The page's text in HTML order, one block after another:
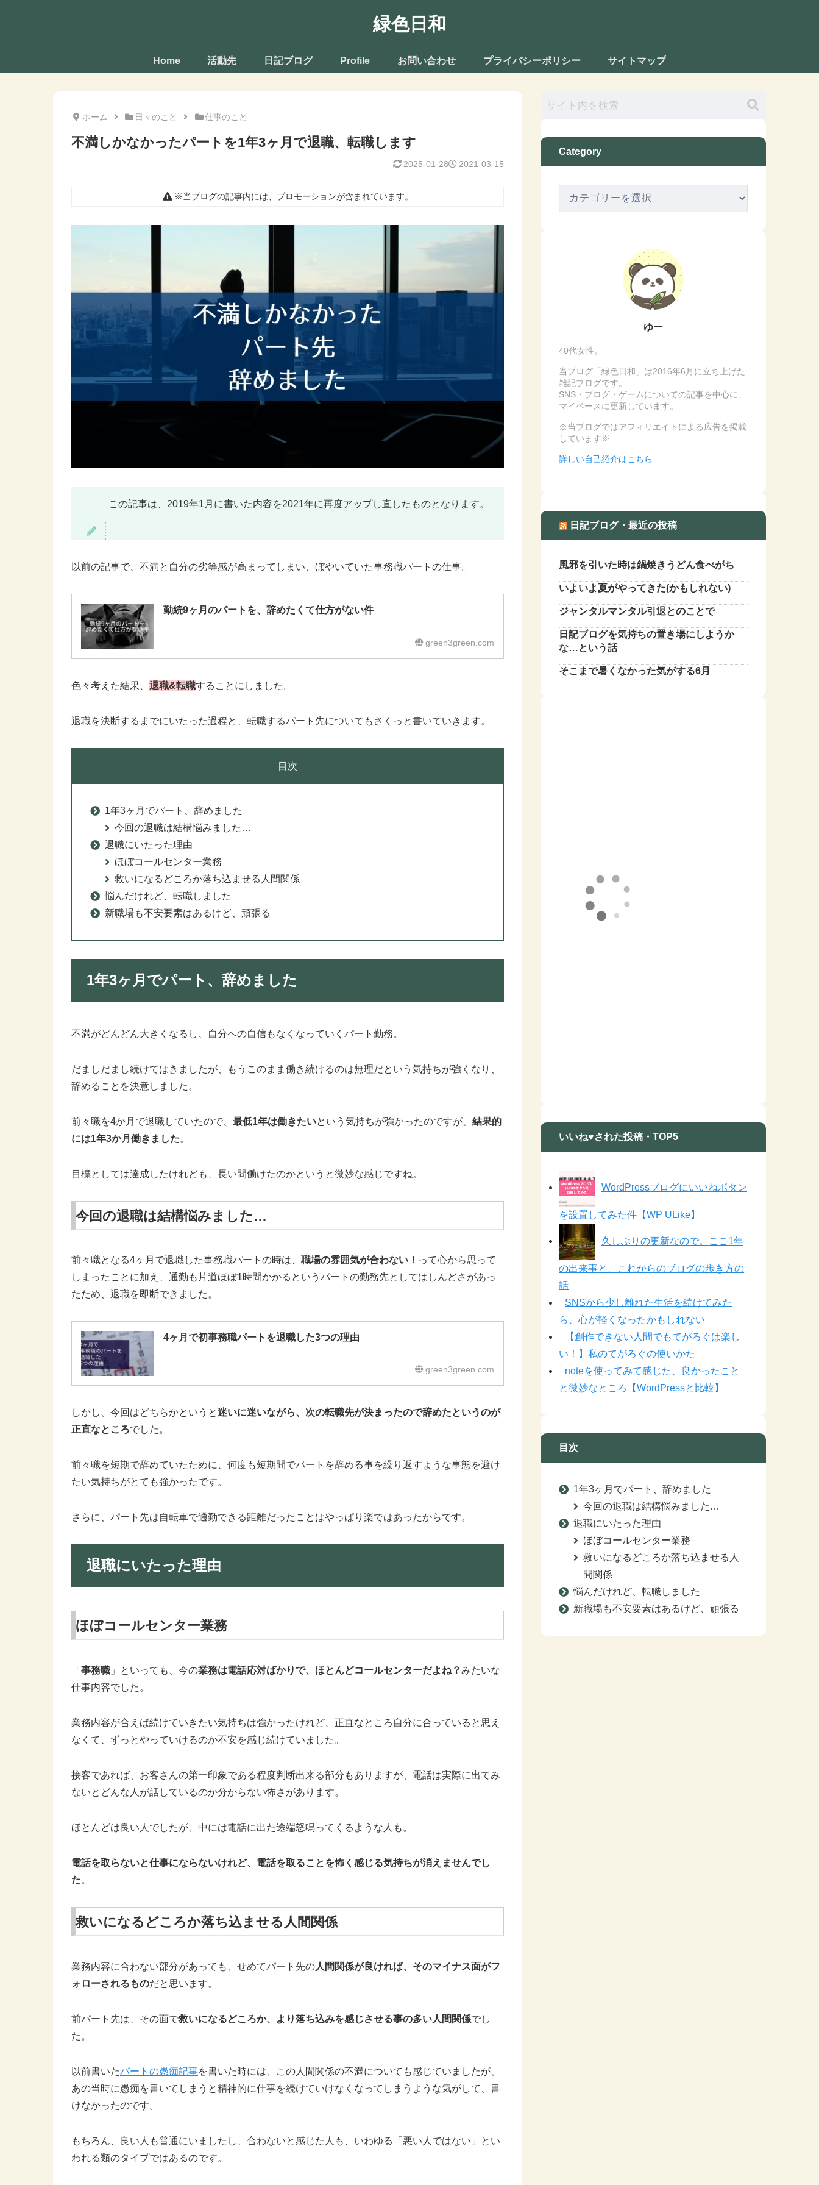
緑色日和
Home 活動先 日記ブログ Profile お問い合わせ プライバシーポリシー サイトマップ
ホーム 日々のこと 仕事のこと
不満しかなかったパートを1年3ヶ月で退職、転職します
2021-03-15
2025-01-28
※当ブログの記事内には、プロモーションが含まれています。
この記事は、2019年1月に書いた内容を2021年に再度アップし直したものとなります。
以前の記事で、不満と自分の劣等感が高まってしまい、ぼやいていた事務職パートの仕事。
勤続9ヶ月のパートを、辞めたくて仕方がない件
green3green.com
色々考えた結果、 退職&転職することにしました。
退職を決断するまでにいたった過程と、転職するパート先についてもさくっと書いていきます。
目次
1年3ヶ月でパート、辞めました
今回の退職は結構悩みました…
退職にいたった理由
ほぼコールセンター業務
救いになるどころか落ち込ませる人間関係
悩んだけれど、転職しました
新職場も不安要素はあるけど、頑張る
1年3ヶ月でパート、辞めました
不満がどんどん大きくなるし、自分への自信もなくなっていくパート勤務。
だましだまし続けてはきましたが、もうこのまま働き続けるのは無理だという気持ちが強くなり、
辞めることを決意しました。
前々職を4か月で退職していたので、 最低1年は働きたいという気持ちが強かったのですが、 結果的
には1年3か月働きました。
目標としては達成したけれども、長い間働けたのかというと微妙な感じですね。
今回の退職は結構悩みました…
前々職となる4ヶ月で退職した事務職パートの時は、 職場の雰囲気が合わない！ って心から思って
しまったことに加え、通勤も片道ほぼ1時間かかるというパートの勤務先としてはしんどさがあっ
たため、退職を即断できました。
4ヶ月で初事務職パートを退職した3つの理由
green3green.com
しかし、今回はどちらかというと迷いに迷いながら、次の転職先が決まったので辞めたというのが
正直なところでした。
前々職を短期で辞めていたために、何度も短期間でパートを辞める事を繰り返すような事態を避け
たい気持ちがとても強かったです。
さらに、パート先は自転車で通勤できる距離だったことはやっぱり楽ではあったからです。
退職にいたった理由
ほぼコールセンター業務
「 事務職 」といっても、今の業務は電話応対ばかりで、ほとんどコールセンターだよね？みたいな
仕事内容でした。
業務内容が合えば続けていきたい気持ちは強かったけれど、正直なところ自分に合っていると思え
なくて、ずっとやっていけるのか不安を感じ続けていました。
接客であれば、お客さんの第一印象である程度判断出来る部分もありますが、電話は実際に出てみ
ないとどんな人が話しているのか分からない怖さがあります。
ほとんどは良い人でしたが、中には電話に出た途端怒鳴ってくるような人も。
電話を取らないと仕事にならないけれど、電話を取ることを怖く感じる気持ちが消えませんでし
た。
救いになるどころか落ち込ませる人間関係
業務内容に合わない部分があっても、せめてパート先の人間関係が良ければ、そのマイナス面がフ
ォローされるものだと思います。
前パート先は、その面で救いになるどころか、より落ち込みを感じさせる事の多い人間関係でし
た。
以前書いたパートの愚痴記事を書いた時には、この人間関係の不満についても感じていましたが、
あの当時に愚痴を書いてしまうと精神的に仕事を続けていけなくなってしまうような気がして、書
けなかったのです。
もちろん、良い人も普通にいましたし、合わないと感じた人も、いわゆる「悪い人ではない」とい
われる類のタイプではあるのです。
Category
ゆー
40代女性。
当ブログ「緑色日和」は2016年6月に立ち上げた
雑記ブログです。
SNS・ブログ・ゲームについての記事を中心に、
マイペースに更新しています。
※当ブログではアフィリエイトによる広告を掲載
しています※
詳しい自己紹介はこちら
日記ブログ・最近の投稿
風邪を引いた時は鍋焼きうどん食べがち
いよいよ夏がやってきた(かもしれない)
ジャンタルマンタル引退とのことで
日記ブログを気持ちの置き場にしようか
な…という話
そこまで暑くなかった気がする6月
いいね♥された投稿・TOP5
WordPressブログにいいねボタン
を設置してみた件【WP ULike】
久しぶりの更新なので。ここ1年
の出来事と、これからのブログの歩き方の
話
SNSから少し離れた生活を続けてみた
ら、心が軽くなったかもしれない
【創作できない人間でもてがろぐは楽し
い！】私のてがろぐの使いかた
noteを使ってみて感じた、良かったこと
と微妙なところ【WordPressと比較】
目次
1年3ヶ月でパート、辞めました
今回の退職は結構悩みました…
退職にいたった理由
ほぼコールセンター業務
救いになるどころか落ち込ませる人
間関係
悩んだけれど、転職しました
新職場も不安要素はあるけど、頑張る